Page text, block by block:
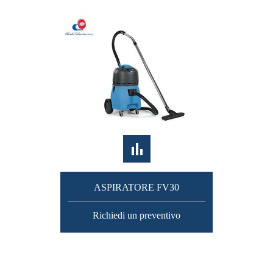
ASPIRATORE FV30
Richiedi un preventivo